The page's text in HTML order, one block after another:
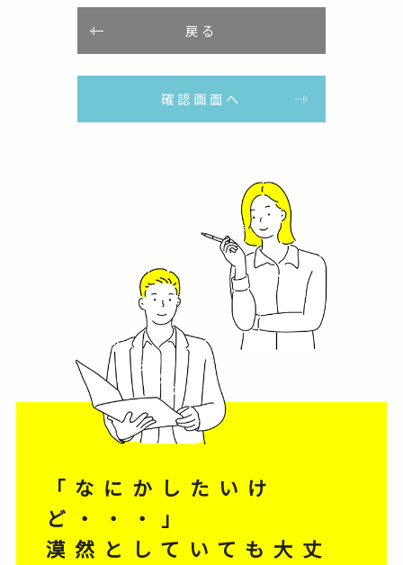
戻る
確認画面へ
「なにかしたいけ
ど・・・」
漠然としていても大丈